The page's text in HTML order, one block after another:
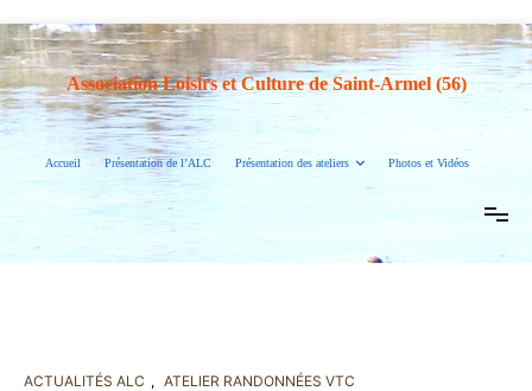
Association Loisirs et Culture de Saint-Armel (56)
Accueil Présentation de l’ALC Présentation des ateliers Photos et Vidéos
ACTUALITÉS ALC , ATELIER RANDONNÉES VTC